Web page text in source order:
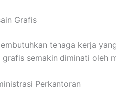
Grafis
tenaga kerja
semakin diminati oleh
Perkantoran